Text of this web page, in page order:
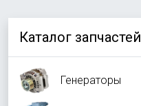
Каталог запчастей
Генераторы